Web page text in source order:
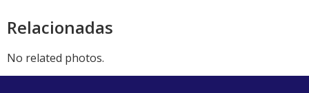
Relacionadas
No related photos.